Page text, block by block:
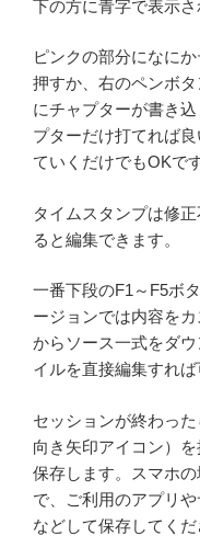
下の方に青字で表示さ
ピンクの部分になに
押すか、右のペンボ
にチャプターが書き
プターだけ打てれば
ていくだけでもOKです
タイムスタンプは修
ると編集できます。
一番下段のF1～F5ボ
ージョンでは内容を
からソース一式をダ
イルを直接編集すれば
セッションが終わっ
向き矢印アイコン）
保存します。スマホ
で、ご利用のアプリ
などして保存してく